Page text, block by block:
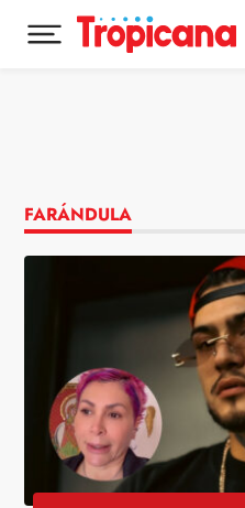
Desplegar menú principal
FARÁNDULA